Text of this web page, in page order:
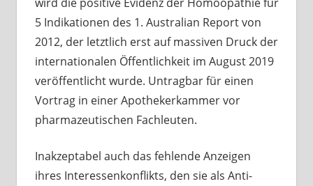
5 Indikationen des 1. Australian Report von
2012, der letztlich erst auf massiven Druck der
internationalen Öffentlichkeit im August 2019
veröffentlicht wurde. Untragbar für einen
Vortrag in einer Apothekerkammer vor
pharmazeutischen Fachleuten.
Inakzeptabel auch das fehlende Anzeigen
ihres Interessenkonflikts, den sie als Anti-